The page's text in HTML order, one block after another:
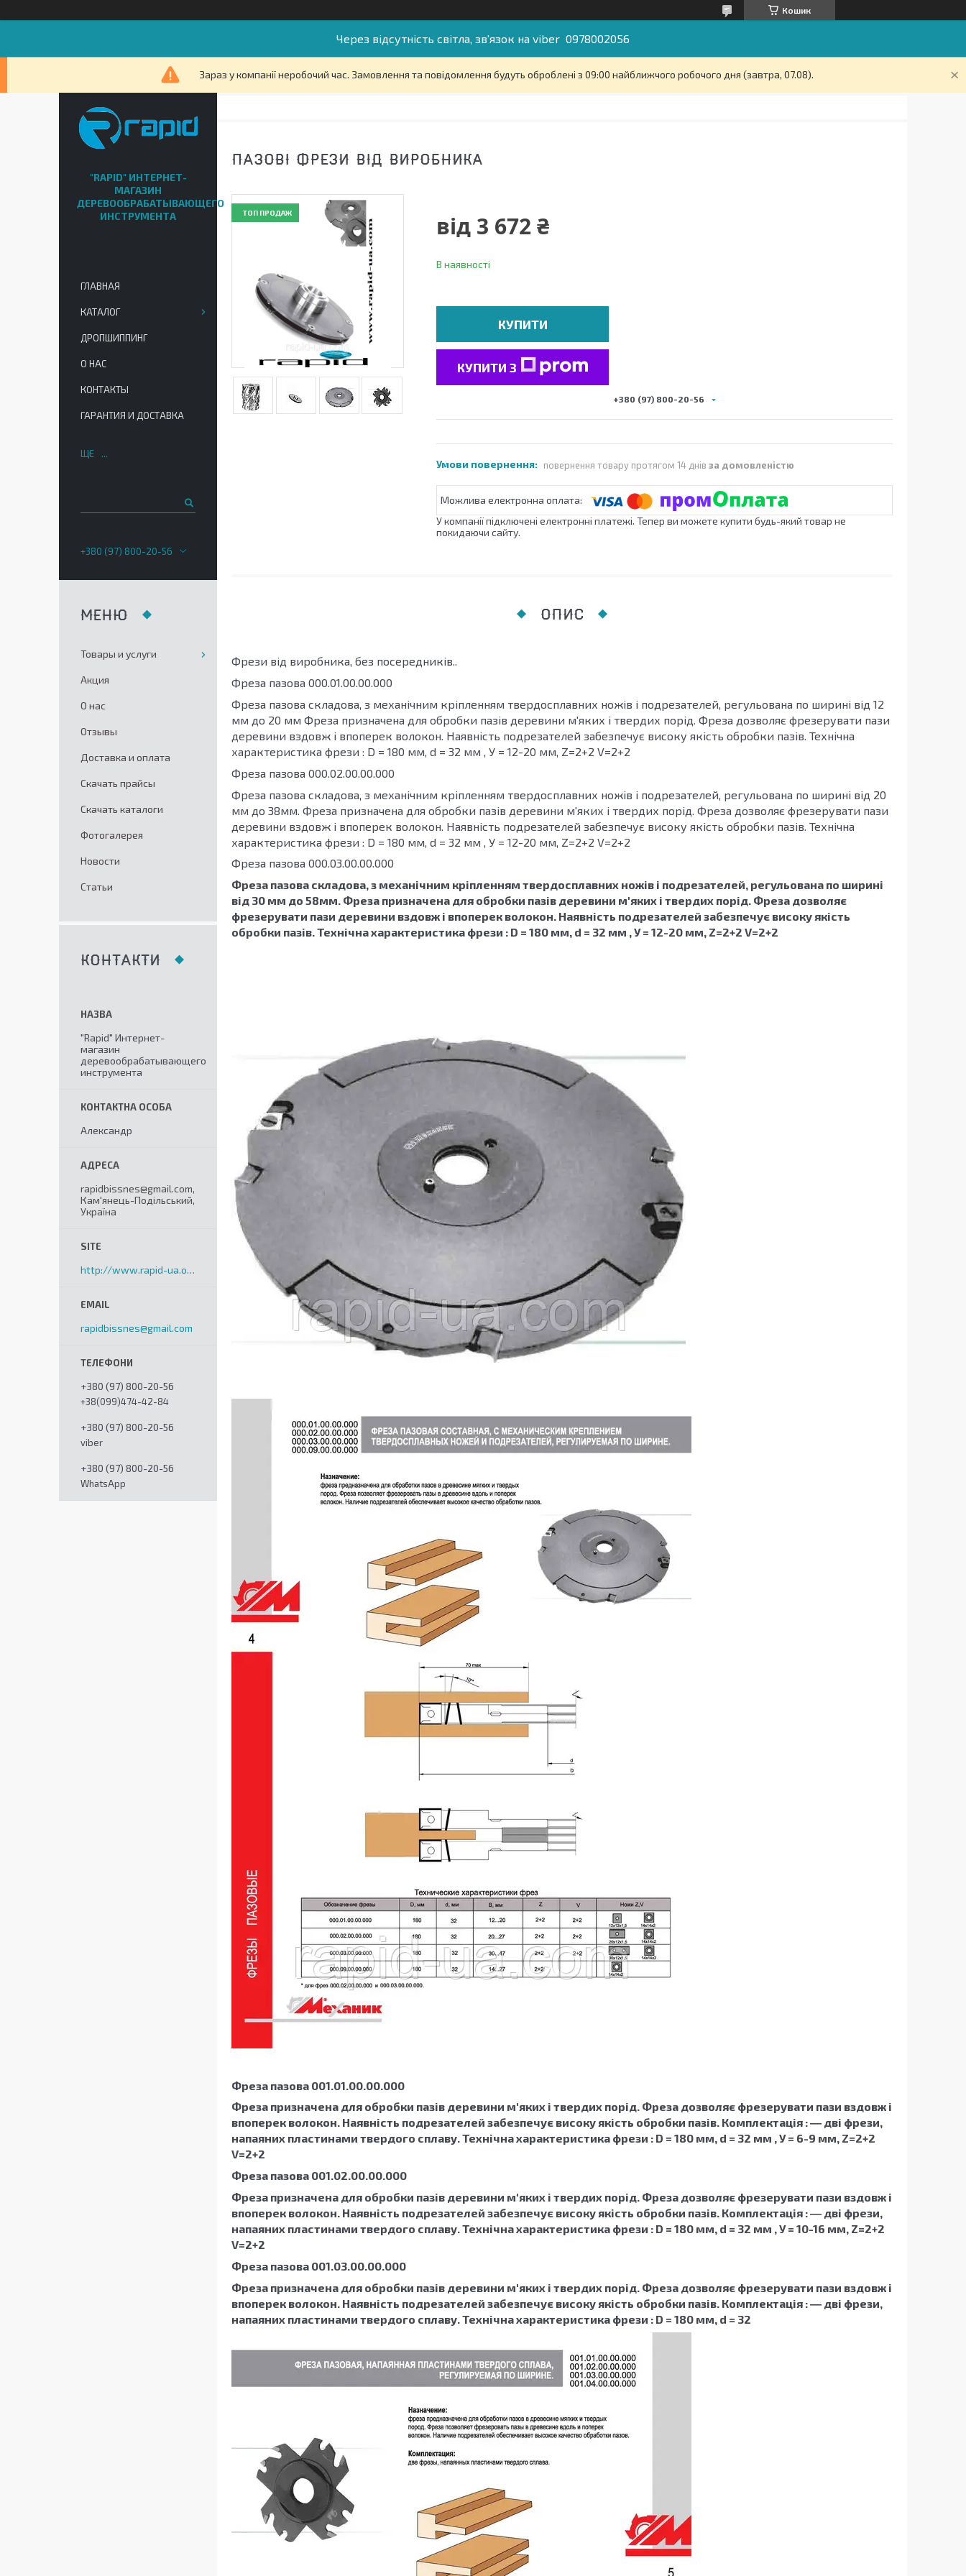
Кошик
Через відсутність світла, зв'язок на viber 0978002056
Зараз у компанії неробочий час. Замовлення та повідомлення будуть оброблені з 09:00 найближчого робочого дня (завтра, 07.08).
ПАЗОВІ ФРЕЗИ ВІД ВИРОБНИКА
ТОП ПРОДАЖ від 3 672 ₴
В наявності
КУПИТИ
КУПИТИ З
+380 (97) 800-20-56
повернення товару протягом 14 днів за домовленістю
У компанії підключені електронні платежі. Тепер ви можете купити будь-який товар не
покидаючи сайту.
ОПИС
Фрези від виробника, без посередників..
Фреза пазова 000.01.00.00.000
Фреза пазова складова, з механічним кріпленням твердосплавних ножів і подрезателей, регульована по ширині від 12
мм до 20 мм Фреза призначена для обробки пазів деревини м'яких і твердих порід. Фреза дозволяє фрезерувати пази
деревини вздовж і впоперек волокон. Наявність подрезателей забезпечує високу якість обробки пазів. Технічна
характеристика фрези : D = 180 мм, d = 32 мм , У = 12-20 мм, Z=2+2 V=2+2
Фреза пазова 000.02.00.00.000
Фреза пазова складова, з механічним кріпленням твердосплавних ножів і подрезателей, регульована по ширині від 20
мм до 38мм. Фреза призначена для обробки пазів деревини м'яких і твердих порід. Фреза дозволяє фрезерувати пази
деревини вздовж і впоперек волокон. Наявність подрезателей забезпечує високу якість обробки пазів. Технічна
характеристика фрези : D = 180 мм, d = 32 мм , У = 12-20 мм, Z=2+2 V=2+2
Фреза пазова 000.03.00.00.000
Фреза пазова складова, з механічним кріпленням твердосплавних ножів і подрезателей, регульована по ширині
від 30 мм до 58мм. Фреза призначена для обробки пазів деревини м'яких і твердих порід. Фреза дозволяє
фрезерувати пази деревини вздовж і впоперек волокон. Наявність подрезателей забезпечує високу якість
обробки пазів. Технічна характеристика фрези : D = 180 мм, d = 32 мм , У = 12-20 мм, Z=2+2 V=2+2
Фреза пазова 001.01.00.00.000
Фреза призначена для обробки пазів деревини м'яких і твердих порід. Фреза дозволяє фрезерувати пази вздовж і
впоперек волокон. Наявність подрезателей забезпечує високу якість обробки пазів. Комплектація : ― дві фрези,
напаяних пластинами твердого сплаву. Технічна характеристика фрези : D = 180 мм, d = 32 мм , У = 6-9 мм, Z=2+2
V=2+2
Фреза пазова 001.02.00.00.000
Фреза призначена для обробки пазів деревини м'яких і твердих порід. Фреза дозволяє фрезерувати пази вздовж і
впоперек волокон. Наявність подрезателей забезпечує високу якість обробки пазів. Комплектація : ― дві фрези,
напаяних пластинами твердого сплаву. Технічна характеристика фрези : D = 180 мм, d = 32 мм , У = 10-16 мм, Z=2+2
V=2+2
Фреза пазова 001.03.00.00.000
Фреза призначена для обробки пазів деревини м'яких і твердих порід. Фреза дозволяє фрезерувати пази вздовж і
впоперек волокон. Наявність подрезателей забезпечує високу якість обробки пазів. Комплектація : ― дві фрези,
напаяних пластинами твердого сплаву. Технічна характеристика фрези : D = 180 мм, d = 32
"RAPID" ИНТЕРНЕТ-
МАГАЗИН
ДЕРЕВООБРАБАТЫВАЮЩЕГО
ИНСТРУМЕНТА
ГЛАВНАЯ
КАТАЛОГ
ДРОПШИППИНГ
О НАС
КОНТАКТЫ
ГАРАНТИЯ И ДОСТАВКА
ЩЕ
+380 (97) 800-20-56
Товары и услуги
Акция
О нас
Отзывы
Доставка и оплата
Скачать прайсы
Скачать каталоги
Фотогалерея
Новости
Статьи
КОНТАКТИ
"Rapid" Интернет-
магазин
деревообрабатывающего
инструмента
Александр
rapidbissnes@gmail.com,
Кам'янець-Подільський,
Україна
http://www.rapid-ua.org
rapidbissnes@gmail.com
+380 (97) 800-20-56
+38(099)474-42-84
+380 (97) 800-20-56
viber
+380 (97) 800-20-56
WhatsApp